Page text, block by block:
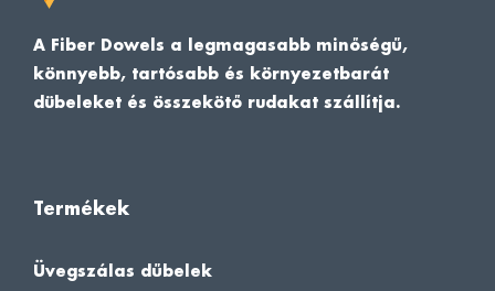
A Fiber Dowels a legmagasabb minőségű,
könnyebb, tartósabb és környezetbarát
dübeleket és összekötő rudakat szállítja.
Termékek
Üvegszálas dűbelek